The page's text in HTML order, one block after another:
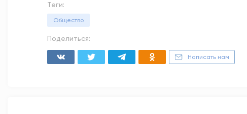
Теги:
Общество
Поделиться:
Написать нам